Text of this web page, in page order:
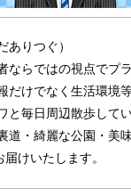
ありつぐ）
ならではの視点でプ
だけでなく生活環境
と毎日周辺散歩して
道・綺麗な公園・美
けいたします。